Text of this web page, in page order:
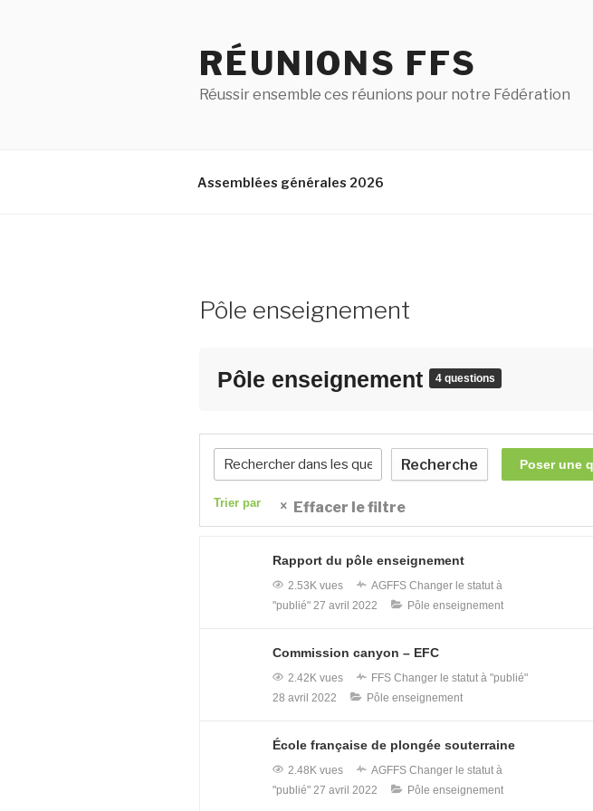
RÉUNIONS FFS
Réussir ensemble ces réunions pour notre Fédération
Assemblées générales 2026
Pôle enseignement
Pôle enseignement 4 questions
Poser une
Recherche
Trier par Effacer le filtre
Rapport du pôle enseignement
2.53K vues AGFFS Changer le statut à
"publié" 27 avril 2022 Pôle enseignement
Commission canyon – EFC
2.42K vues FFS Changer le statut à "publié"
28 avril 2022
Pôle enseignement
École française de plongée souterraine
2.48K vues AGFFS Changer le statut à
"publié" 27 avril 2022 Pôle enseignement